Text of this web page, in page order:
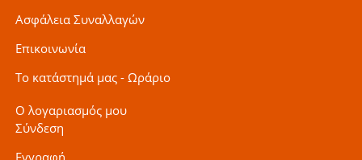
Ασφάλεια Συναλλαγών
Επικοινωνία
Το κατάστημά μας - Ωράριο
Ο λογαριασμός μου
Σύνδεση